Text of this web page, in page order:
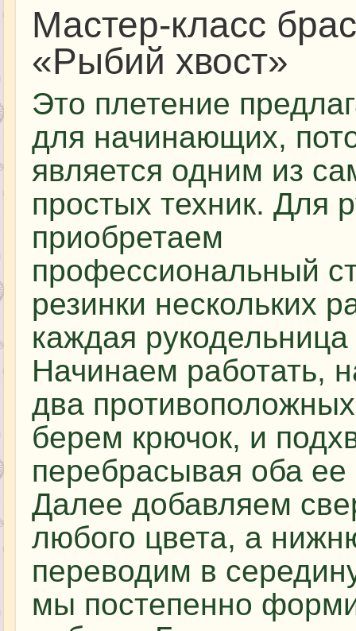
Мастер-класс
«Рыбий хвост»
Это плетение
для начинающих,
является одним из
простых техник. Для
приобретаем
профессиональный
резинки нескольких
каждая
Начинаем работать,
два
берем крючок, и
перебрасывая оба
Далее добавляем
любого цвета, а
переводим в
мы постепенно